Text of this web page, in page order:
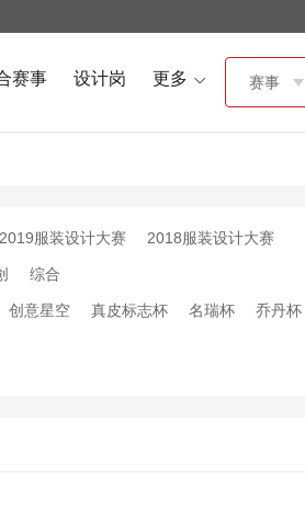
赛事 设计岗 更多  赛事 
2019服装设计大赛 2018服装设计大赛
综合
创意星空 真皮标志杯 名瑞杯 乔丹杯